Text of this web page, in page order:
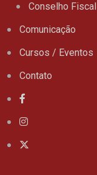
Conselho Fiscal
Comunicação
Cursos / Eventos
Contato